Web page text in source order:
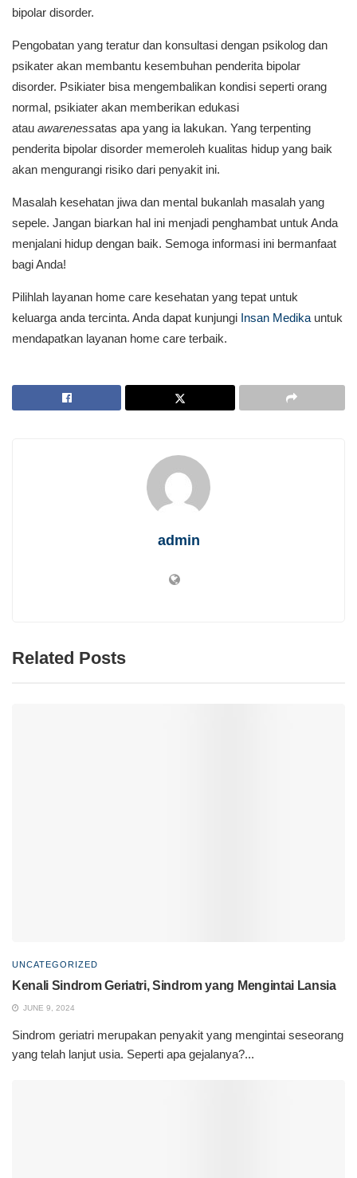
bipolar disorder.
Pengobatan yang teratur dan konsultasi dengan psikolog dan
psikater akan membantu kesembuhan penderita bipolar
disorder. Psikiater bisa mengembalikan kondisi seperti orang
normal, psikiater akan memberikan edukasi
atau awarenessatas apa yang ia lakukan. Yang terpenting
penderita bipolar disorder memeroleh kualitas hidup yang baik
akan mengurangi risiko dari penyakit ini.
Masalah kesehatan jiwa dan mental bukanlah masalah yang
sepele. Jangan biarkan hal ini menjadi penghambat untuk Anda
menjalani hidup dengan baik. Semoga informasi ini bermanfaat
bagi Anda!
Pilihlah layanan home care kesehatan yang tepat untuk
keluarga anda tercinta. Anda dapat kunjungi Insan Medika untuk
mendapatkan layanan home care terbaik.
admin
Related Posts
UNCATEGORIZED
Kenali Sindrom Geriatri, Sindrom yang Mengintai Lansia
JUNE 9, 2024
Sindrom geriatri merupakan penyakit yang mengintai seseorang
yang telah lanjut usia. Seperti apa gejalanya?...